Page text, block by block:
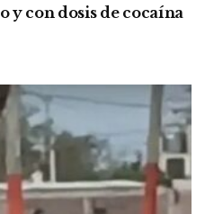
y con dosis de cocaína